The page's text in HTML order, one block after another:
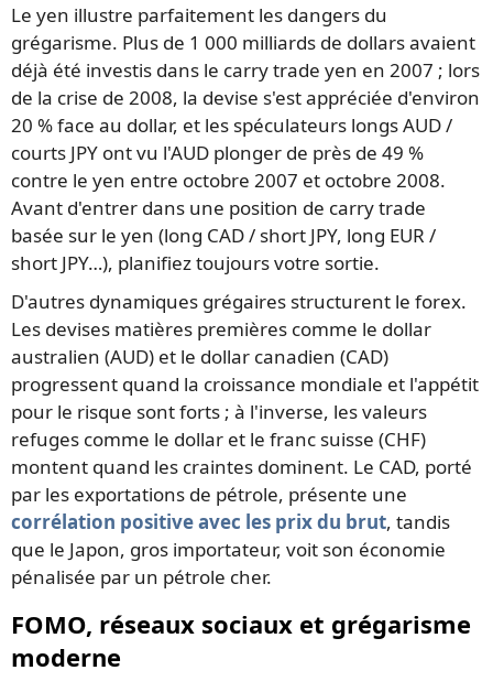
Le yen illustre parfaitement les dangers du
grégarisme. Plus de 1 000 milliards de dollars avaient
déjà été investis dans le carry trade yen en 2007 ; lors
de la crise de 2008, la devise s'est appréciée d'environ
20 % face au dollar, et les spéculateurs longs AUD /
courts JPY ont vu l'AUD plonger de près de 49 %
contre le yen entre octobre 2007 et octobre 2008.
Avant d'entrer dans une position de carry trade
basée sur le yen (long CAD / short JPY, long EUR /
short JPY…), planifiez toujours votre sortie.
D'autres dynamiques grégaires structurent le forex.
Les devises matières premières comme le dollar
australien (AUD) et le dollar canadien (CAD)
progressent quand la croissance mondiale et l'appétit
pour le risque sont forts ; à l'inverse, les valeurs
refuges comme le dollar et le franc suisse (CHF)
montent quand les craintes dominent. Le CAD, porté
par les exportations de pétrole, présente une
corrélation positive avec les prix du brut, tandis
que le Japon, gros importateur, voit son économie
pénalisée par un pétrole cher.
FOMO, réseaux sociaux et grégarisme
moderne